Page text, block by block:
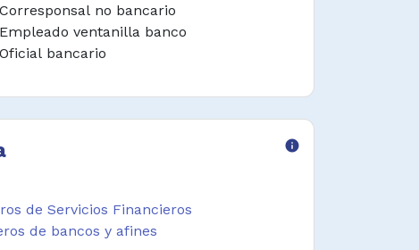
Corresponsal no bancario
Empleado ventanilla banco
Oficial bancario
info
de Servicios Financieros
de bancos y afines